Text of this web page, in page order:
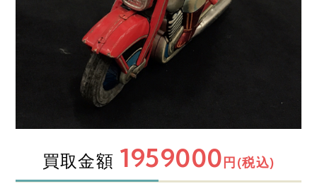
買取金額 1959000円(税込)